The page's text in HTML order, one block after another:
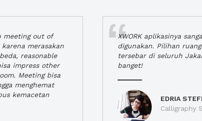
meeting out of
merasakan
reasonable
impress other
Meeting bisa
menghemat
kemacetan
XWORK aplikasinya
digunakan. Pilihan
tersebar di seluruh
banget!
EDRIA
Calligraphy